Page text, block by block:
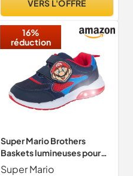
Respirante Running
Filles Cadeau
VERS L'OFFRE
16%
réduction
Super Mario Brothers
Baskets lumineuses pour
garçon Nintendo avec
Super Mario